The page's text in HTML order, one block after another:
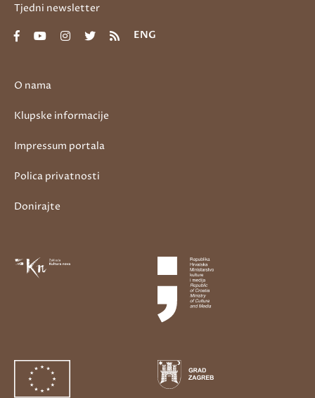
O nama
Klupske informacije
Impressum portala
Polica privatnosti
Donirajte
Tjedni newsletter
ENG